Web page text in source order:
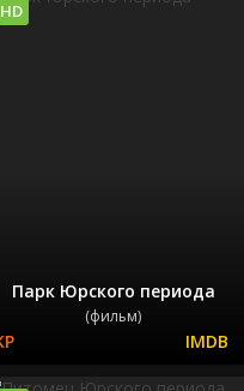
Парк Юрского периода
(фильм)
HD